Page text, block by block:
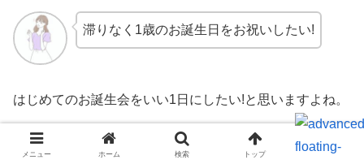
滞りなく1歳のお誕生日をお祝いしたい!
はじめてのお誕生会をいい1日にしたい!と思いますよね。
メニュー ホーム 検索 トップ サイドバー